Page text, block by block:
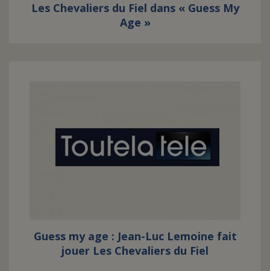
Les Chevaliers du Fiel dans « Guess My
Age »
Guess my age : Jean-Luc Lemoine fait
jouer Les Chevaliers du Fiel